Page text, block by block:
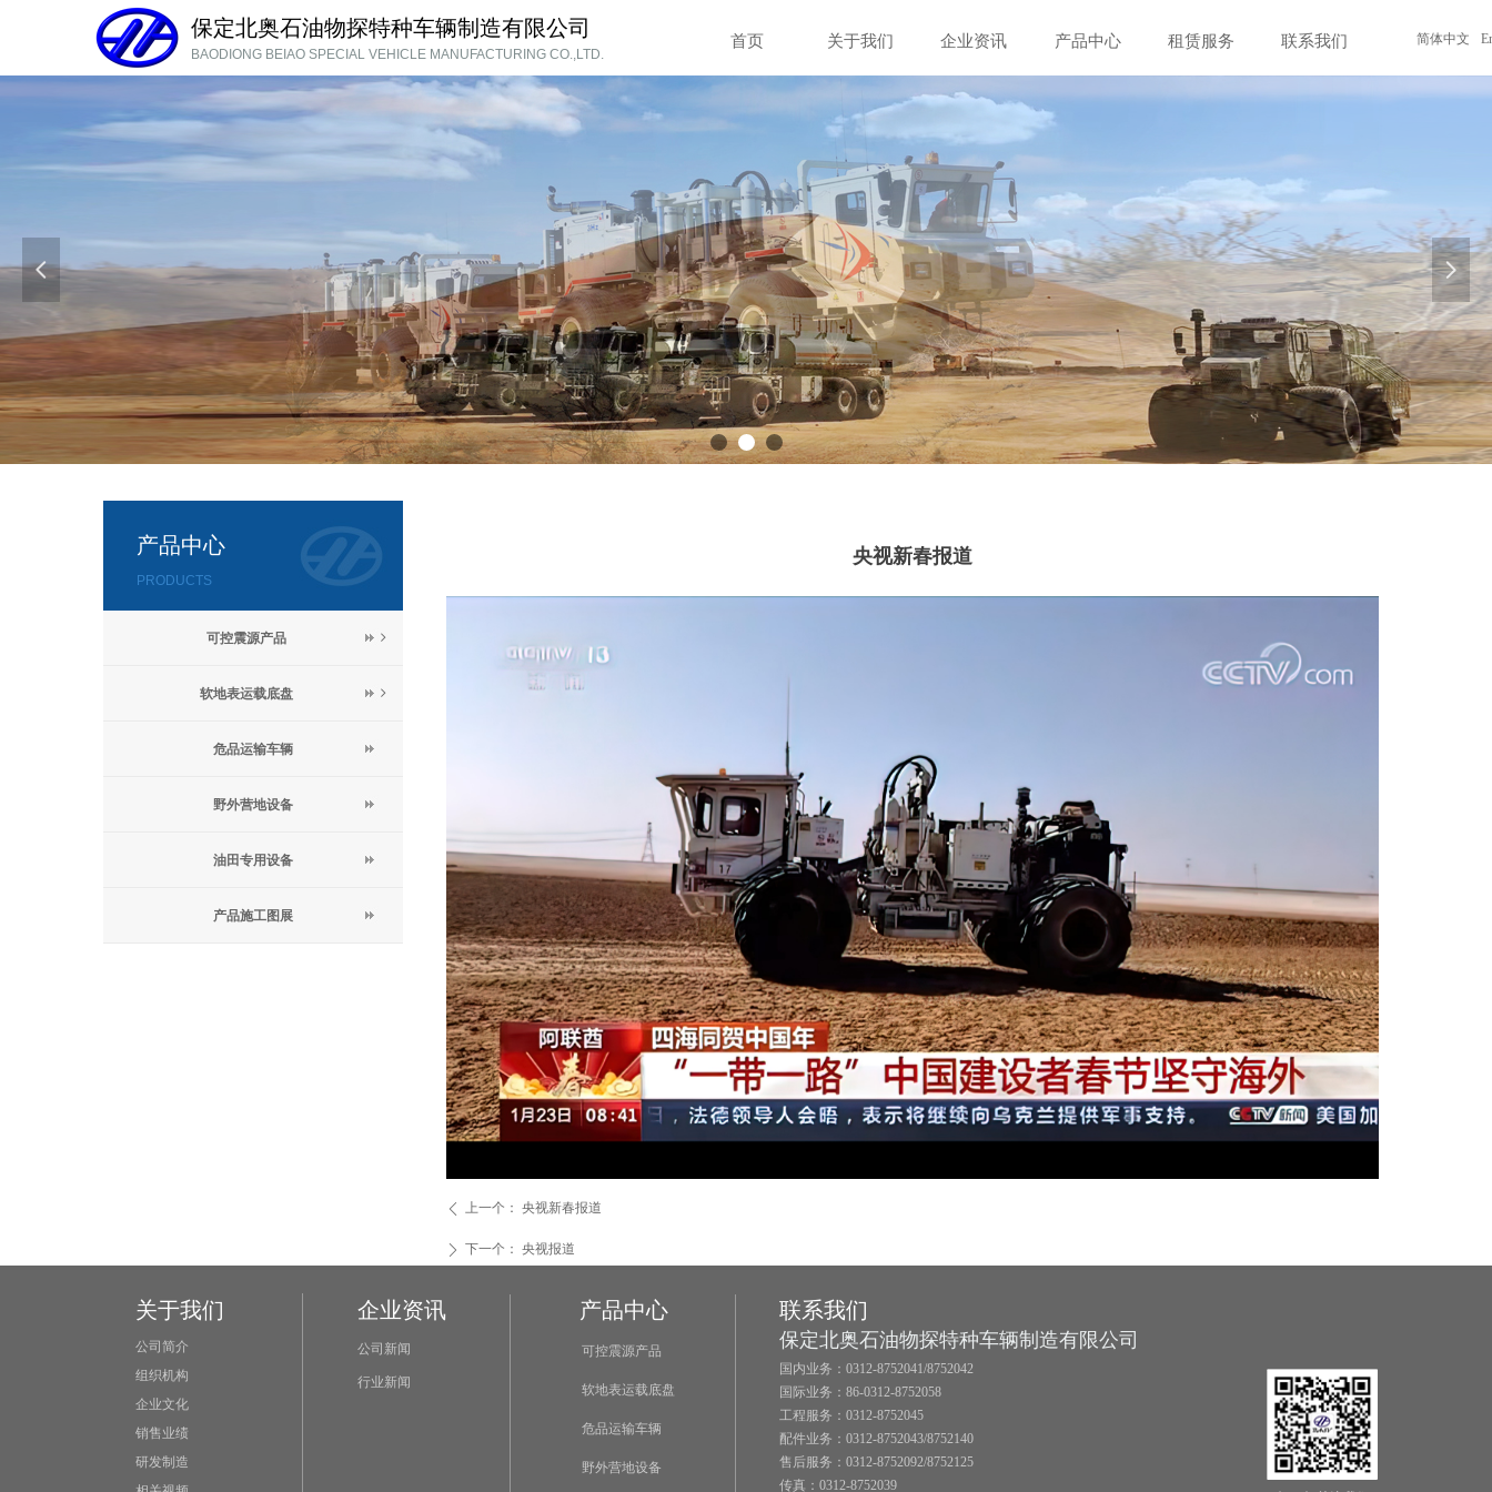
首页 关于我们 企业资讯 产品中心 租赁服务 联系我们
保定北奥石油物探特种车辆制造有限公司
BAODIONG BEIAO SPECIAL VEHICLE MANUFACTURING CO.,LTD.
넳 넲
简体中文
央视新春报道
ꄴ 上一个： 央视新春报道
ꄲ 下一个： 央视报道
产品中心
PRODUCTS
ꁇ
可控震源产品
ꁇ
软地表运载底盘
危品运输车辆
野外营地设备
油田专用设备
产品施工图展
关于我们 企业资讯 产品中心
可控震源产品
软地表运载底盘
危品运输车辆
野外营地设备
公司简介
组织机构
企业文化
销售业绩
研发制造
公司新闻
行业新闻
联系我们
保定北奥石油物探特种车辆制造有限公司
国内业务：0312-8752041/8752042
国际业务：86-0312-8752058
工程服务：0312-8752045
配件业务：0312-8752043/8752140
售后服务：0312-8752092/8752125
传真：0312-8752039